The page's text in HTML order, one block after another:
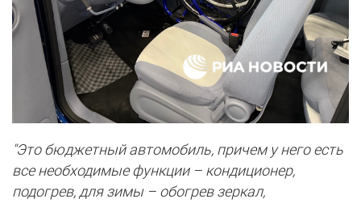
"Это бюджетный автомобиль, причем у него есть
все необходимые функции – кондиционер,
подогрев, для зимы – обогрев зеркал,